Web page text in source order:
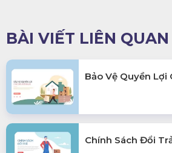
BÀI VIẾT LIÊN QUAN
Bảo Vệ Quyền Lợi
Chính Sách Đổi